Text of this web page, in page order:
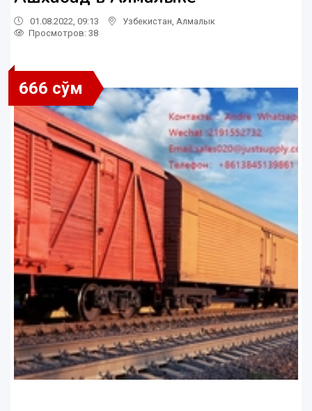
01.08.2022, 09:13 Узбекистан Алмалык
Просмотров: 38
666 сўм